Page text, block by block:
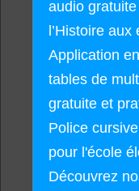
audio
l’Histoire aux
Application
tables de
gratuite et
Police
pour l'école
Découvrez